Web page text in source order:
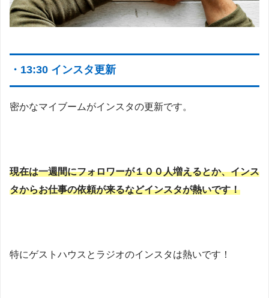
・13:30 インスタ更新
密かなマイブームがインスタの更新です。
現在は一週間にフォロワーが１００人増えるとか、インス
タからお仕事の依頼が来るなどインスタが熱いです！
特にゲストハウスとラジオのインスタは熱いです！